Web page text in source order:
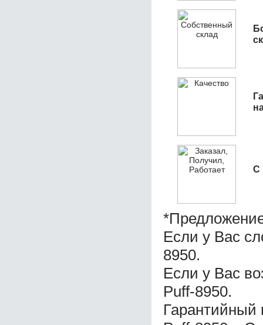
С
Если у Вас
8950.
Если у Вас
Puff-8950.
Гарантийный